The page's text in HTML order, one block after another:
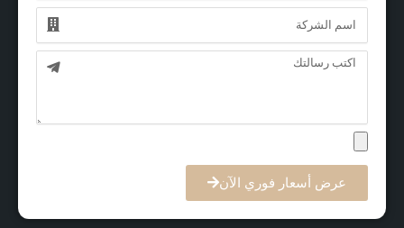
الرسالة
عرض أسعار فوري الآن